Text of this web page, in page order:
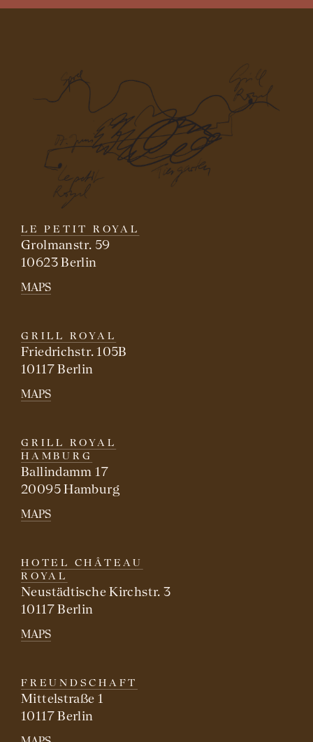
LE PETIT ROYAL
Grolmanstr. 59
10623 Berlin
MAPS
GRILL ROYAL
Friedrichstr. 105B
10117 Berlin
MAPS
GRILL ROYAL
HAMBURG
Ballindamm 17
20095 Hamburg
MAPS
HOTEL CHÂTEAU
ROYAL
Neustädtische Kirchstr. 3
10117 Berlin
MAPS
FREUNDSCHAFT
Mittelstraße 1
10117 Berlin